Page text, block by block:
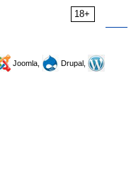
18+
Joomla,
Drupal,